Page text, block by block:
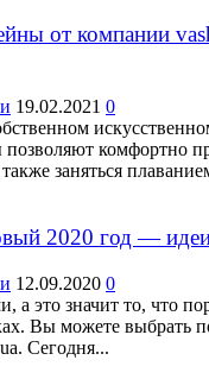
от компании
19.02.2021 0
позволяют комфортно
заняться
2020 год —
12.09.2020 0
а это значит то, что
Вы можете выбрать
Сегодня...